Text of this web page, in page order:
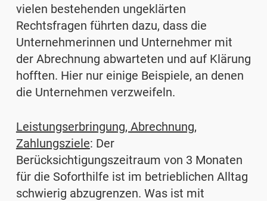
vielen bestehenden ungeklärten
Rechtsfragen führten dazu, dass die
Unternehmerinnen und Unternehmer mit
der Abrechnung abwarteten und auf Klärung
hofften. Hier nur einige Beispiele, an denen
die Unternehmen verzweifeln.
Leistungserbringung, Abrechnung,
Zahlungsziele: Der
Berücksichtigungszeitraum von 3 Monaten
für die Soforthilfe ist im betrieblichen Alltag
schwierig abzugrenzen. Was ist mit